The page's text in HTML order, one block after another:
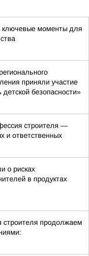
ключевые моменты для
приняли участие
безопасности»
строителя —
и ответственных
о рисках
в продуктах
строителя продолжаем